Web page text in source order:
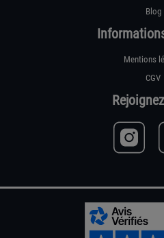
Blog
Mentions
CGV